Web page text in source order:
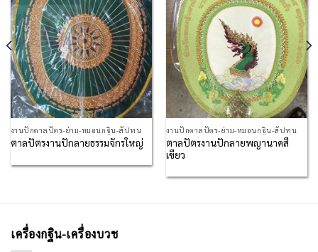
งานปักตาลปัตร-ย่าม-หมอนกฐิน-สัปทน
ตาลปัตรงานปักลายธรรมจักรใหญ่
งานปักตาลปัตร-ย่าม-หมอนกฐิน-สัปทน
ตาลปัตรงานปักลายพญานาคสี
เขียว
เครื่องกฐิน-เครื่องบวช